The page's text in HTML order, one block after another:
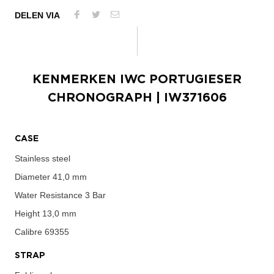
DELEN VIA
KENMERKEN
IWC PORTUGIESER
CHRONOGRAPH
| IW371606
CASE
Stainless steel
Diameter 41,0 mm
Water Resistance 3 Bar
Height 13,0 mm
Calibre 69355
STRAP